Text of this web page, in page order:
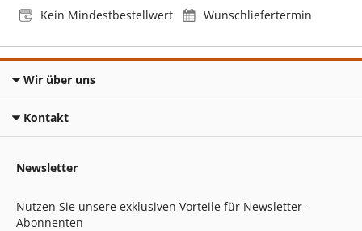
Kein Mindestbestellwert
Wunschliefertermin
Wir über uns
Kontakt
Newsletter
Nutzen Sie unsere exklusiven Vorteile für Newsletter-
Abonnenten